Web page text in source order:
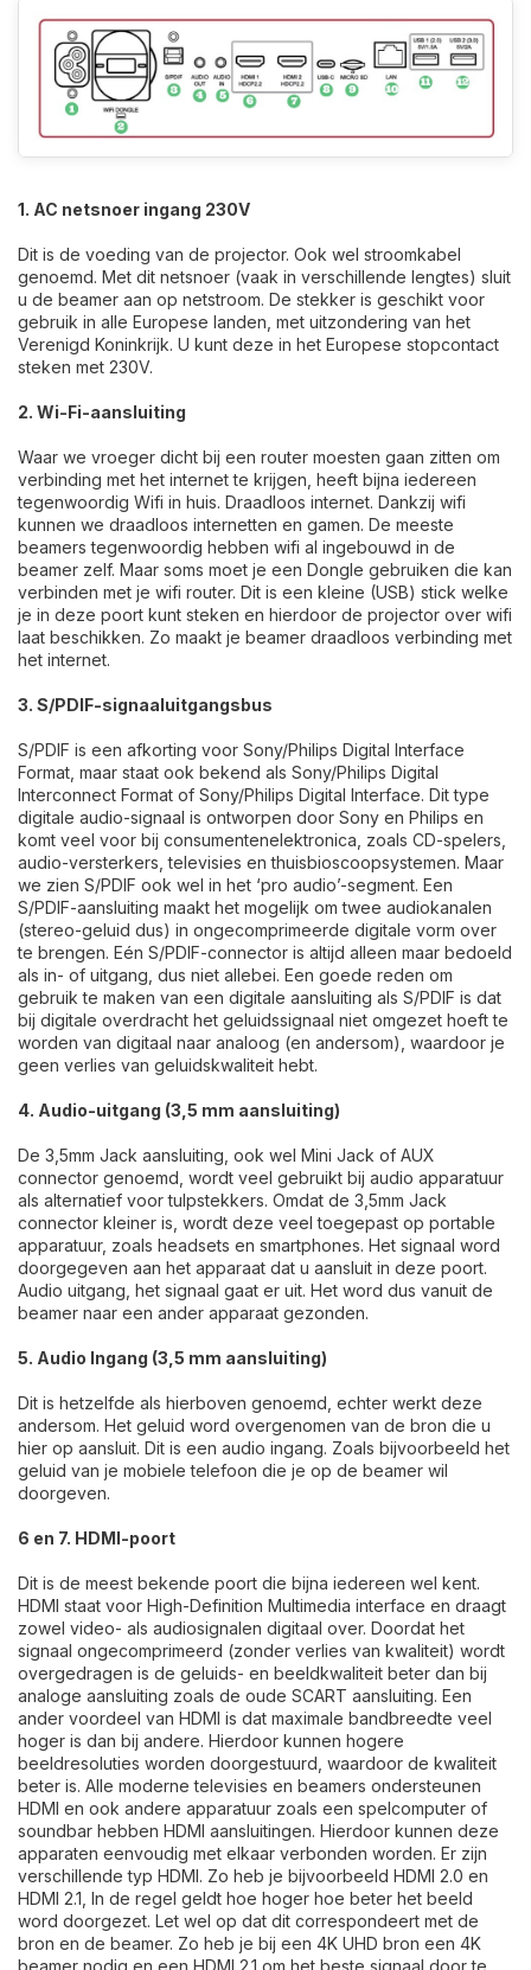
1. AC netsnoer ingang 230V
Dit is de voeding van de projector. Ook wel stroomkabel
genoemd. Met dit netsnoer (vaak in verschillende lengtes) sluit
u de beamer aan op netstroom. De stekker is geschikt voor
gebruik in alle Europese landen, met uitzondering van het
Verenigd Koninkrijk. U kunt deze in het Europese stopcontact
steken met 230V.
2. Wi-Fi-aansluiting
Waar we vroeger dicht bij een router moesten gaan zitten om
verbinding met het internet te krijgen, heeft bijna iedereen
tegenwoordig Wifi in huis. Draadloos internet. Dankzij wifi
kunnen we draadloos internetten en gamen. De meeste
beamers tegenwoordig hebben wifi al ingebouwd in de
beamer zelf. Maar soms moet je een Dongle gebruiken die kan
verbinden met je wifi router. Dit is een kleine (USB) stick welke
je in deze poort kunt steken en hierdoor de projector over wifi
laat beschikken. Zo maakt je beamer draadloos verbinding met
het internet.
3. S/PDIF-signaaluitgangsbus
S/PDIF is een afkorting voor Sony/Philips Digital Interface
Format, maar staat ook bekend als Sony/Philips Digital
Interconnect Format of Sony/Philips Digital Interface. Dit type
digitale audio-signaal is ontworpen door Sony en Philips en
komt veel voor bij consumentenelektronica, zoals CD-spelers,
audio-versterkers, televisies en thuisbioscoopsystemen. Maar
we zien S/PDIF ook wel in het ‘pro audio’-segment. Een
S/PDIF-aansluiting maakt het mogelijk om twee audiokanalen
(stereo-geluid dus) in ongecomprimeerde digitale vorm over
te brengen. Eén S/PDIF-connector is altijd alleen maar bedoeld
als in- of uitgang, dus niet allebei. Een goede reden om
gebruik te maken van een digitale aansluiting als S/PDIF is dat
bij digitale overdracht het geluidssignaal niet omgezet hoeft te
worden van digitaal naar analoog (en andersom), waardoor je
geen verlies van geluidskwaliteit hebt.
4. Audio-uitgang (3,5 mm aansluiting)
De 3,5mm Jack aansluiting, ook wel Mini Jack of AUX
connector genoemd, wordt veel gebruikt bij audio apparatuur
als alternatief voor tulpstekkers. Omdat de 3,5mm Jack
connector kleiner is, wordt deze veel toegepast op portable
apparatuur, zoals headsets en smartphones. Het signaal word
doorgegeven aan het apparaat dat u aansluit in deze poort.
Audio uitgang, het signaal gaat er uit. Het word dus vanuit de
beamer naar een ander apparaat gezonden.
5. Audio Ingang (3,5 mm aansluiting)
Dit is hetzelfde als hierboven genoemd, echter werkt deze
andersom. Het geluid word overgenomen van de bron die u
hier op aansluit. Dit is een audio ingang. Zoals bijvoorbeeld het
geluid van je mobiele telefoon die je op de beamer wil
doorgeven.
6 en 7. HDMI-poort
Dit is de meest bekende poort die bijna iedereen wel kent.
HDMI staat voor High-Definition Multimedia interface en draagt
zowel video- als audiosignalen digitaal over. Doordat het
signaal ongecomprimeerd (zonder verlies van kwaliteit) wordt
overgedragen is de geluids- en beeldkwaliteit beter dan bij
analoge aansluiting zoals de oude SCART aansluiting. Een
ander voordeel van HDMI is dat maximale bandbreedte veel
hoger is dan bij andere. Hierdoor kunnen hogere
beeldresoluties worden doorgestuurd, waardoor de kwaliteit
beter is. Alle moderne televisies en beamers ondersteunen
HDMI en ook andere apparatuur zoals een spelcomputer of
soundbar hebben HDMI aansluitingen. Hierdoor kunnen deze
apparaten eenvoudig met elkaar verbonden worden. Er zijn
verschillende typ HDMI. Zo heb je bijvoorbeeld HDMI 2.0 en
HDMI 2.1, In de regel geldt hoe hoger hoe beter het beeld
word doorgezet. Let wel op dat dit correspondeert met de
bron en de beamer. Zo heb je bij een 4K UHD bron een 4K
beamer nodig en een HDMI 2.1 om het beste signaal door te